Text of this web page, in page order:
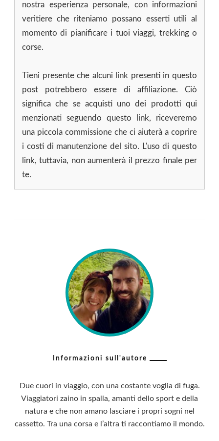
nostra esperienza personale, con informazioni
veritiere che riteniamo possano esserti utili al
momento di pianificare i tuoi viaggi, trekking o
corse.
Tieni presente che alcuni link presenti in questo
post potrebbero essere di affiliazione. Ciò
significa che se acquisti uno dei prodotti qui
menzionati seguendo questo link, riceveremo
una piccola commissione che ci aiuterà a coprire
i costi di manutenzione del sito. L'uso di questo
link, tuttavia, non aumenterà il prezzo finale per
te.
Informazioni sull'autore
Due cuori in viaggio, con una costante voglia di fuga.
Viaggiatori zaino in spalla, amanti dello sport e della
natura e che non amano lasciare i propri sogni nel
cassetto. Tra una corsa e l’altra ti raccontiamo il mondo.